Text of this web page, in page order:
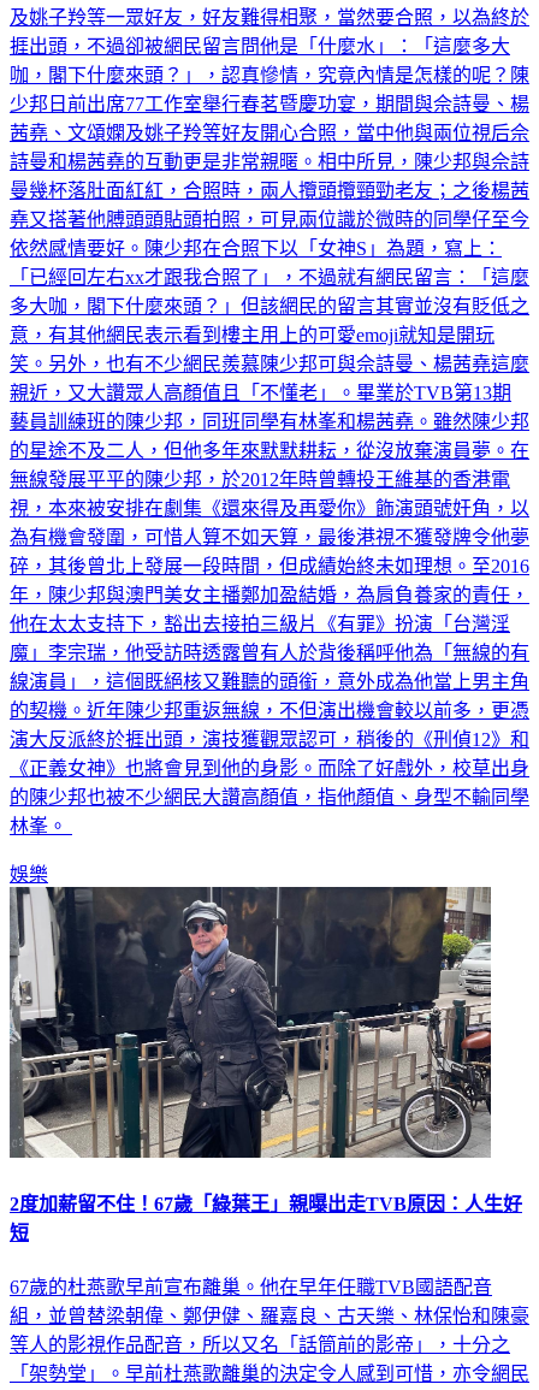
及姚子羚等一眾好友，好友難得相聚，當然要合照，以為終於
捱出頭，不過卻被網民留言問他是「什麼水」：「這麼多大
咖，閣下什麼來頭？」，認真慘情，究竟內情是怎樣的呢？陳
少邦日前出席77工作室舉行春茗暨慶功宴，期間與佘詩曼、楊
茜堯、文頌嫻及姚子羚等好友開心合照，當中他與兩位視后佘
詩曼和楊茜堯的互動更是非常親暱。相中所見，陳少邦與佘詩
曼幾杯落肚面紅紅，合照時，兩人攬頭攬頸勁老友；之後楊茜
堯又搭著他膊頭頭貼頭拍照，可見兩位識於微時的同學仔至今
依然感情要好。陳少邦在合照下以「女神S」為題，寫上：
「已經回左右xx才跟我合照了」，不過就有網民留言：「這麼
多大咖，閣下什麼來頭？」但該網民的留言其實並沒有貶低之
意，有其他網民表示看到樓主用上的可愛emoji就知是開玩
笑。另外，也有不少網民羨慕陳少邦可與佘詩曼、楊茜堯這麼
親近，又大讚眾人高顏值且「不懂老」。畢業於TVB第13期
藝員訓練班的陳少邦，同班同學有林峯和楊茜堯。雖然陳少邦
的星途不及二人，但他多年來默默耕耘，從沒放棄演員夢。在
無線發展平平的陳少邦，於2012年時曾轉投王維基的香港電
視，本來被安排在劇集《還來得及再愛你》飾演頭號奸角，以
為有機會發圍，可惜人算不如天算，最後港視不獲發牌令他夢
碎，其後曾北上發展一段時間，但成績始終未如理想。至2016
年，陳少邦與澳門美女主播鄭加盈結婚，為肩負養家的責任，
他在太太支持下，豁出去接拍三級片《有罪》扮演「台灣淫
魔」李宗瑞，他受訪時透露曾有人於背後稱呼他為「無線的有
線演員」，這個既絕核又難聽的頭銜，意外成為他當上男主角
的契機。近年陳少邦重返無線，不但演出機會較以前多，更憑
演大反派終於捱出頭，演技獲觀眾認可，稍後的《刑偵12》和
《正義女神》也將會見到他的身影。而除了好戲外，校草出身
的陳少邦也被不少網民大讚高顏值，指他顏值、身型不輸同學
林峯。
娛樂
2度加薪留不住！67歲「綠葉王」親曝出走TVB原因：人生好
短
67歲的杜燕歌早前宣布離巢。他在早年任職TVB國語配音
組，並曾替梁朝偉、鄭伊健、羅嘉良、古天樂、林保怡和陳豪
等人的影視作品配音，所以又名「話筒前的影帝」，十分之
「架勢堂」。早前杜燕歌離巢的決定令人感到可惜，亦令網民